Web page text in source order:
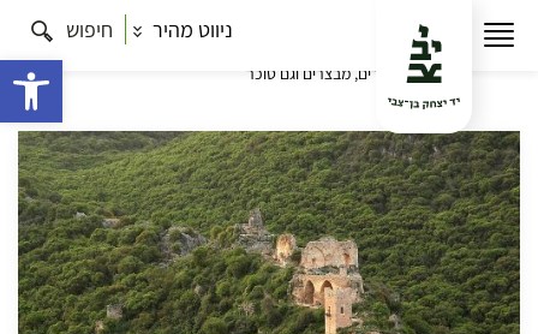
ניווט מהיר חיפוש
ימי הביניים בארץ ישראל – סדרת
צלבנים בגליל המערבי: סיור בין
אבירים, מבצרים וגם סוכר